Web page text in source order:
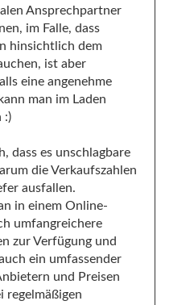
Ansprechpartner
im Falle, dass
hinsichtlich dem
ist aber
eine angenehme
man im Laden
:)
dass es unschlagbare
die Verkaufszahlen
ausfallen.
in einem Online-
umfangreichere
zur Verfügung und
ein umfassender
und Preisen
regelmäßigen